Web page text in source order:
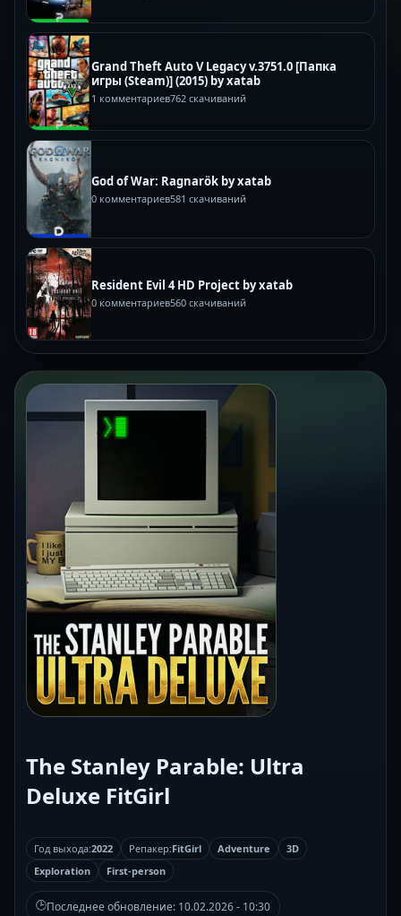
Grand Theft Auto V Legacy v.3751.0 [Папка
игры (Steam)] (2015) by xatab
1 комментариев762 скачиваний
God of War: Ragnarök by xatab
0 комментариев581 скачиваний
Resident Evil 4 HD Project by xatab
0 комментариев560 скачиваний
The Stanley Parable: Ultra
Deluxe FitGirl
Год выхода:2022 Репакер:FitGirl Adventure
3D
Exploration
First-person
🕒Последнее обновление: 10.02.2026 - 10:30